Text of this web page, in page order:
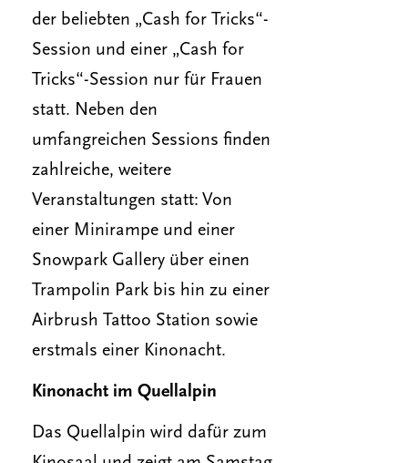
der beliebten „Cash for Tricks“-
Session und einer „Cash for
Tricks“-Session nur für Frauen
statt. Neben den
umfangreichen Sessions finden
zahlreiche, weitere
Veranstaltungen statt: Von
einer Minirampe und einer
Snowpark Gallery über einen
Trampolin Park bis hin zu einer
Airbrush Tattoo Station sowie
erstmals einer Kinonacht.
Kinonacht im Quellalpin
Das Quellalpin wird dafür zum